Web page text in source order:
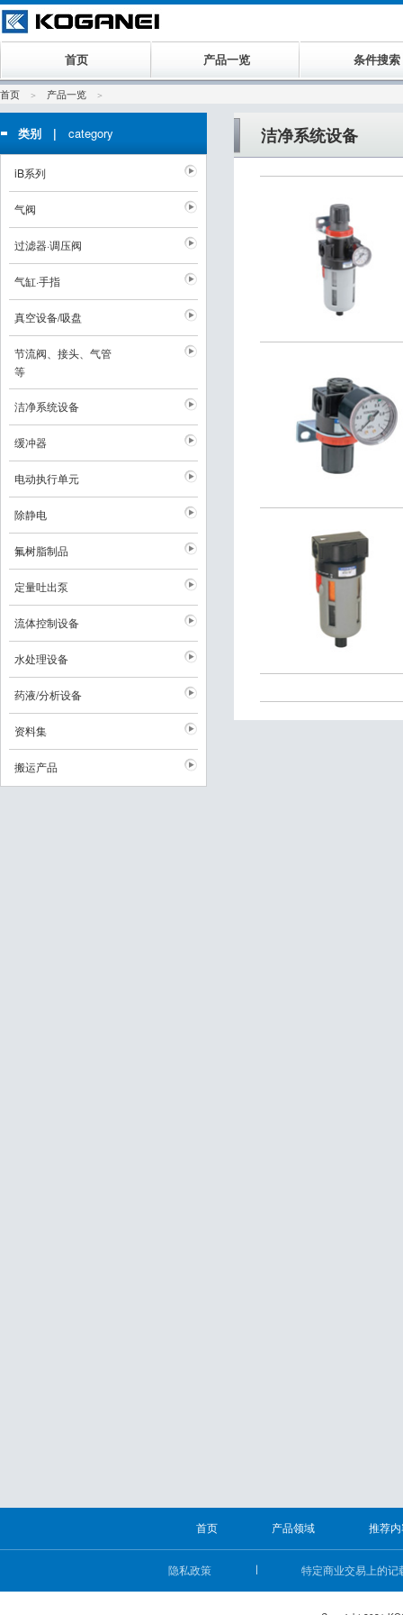
首页 产品一览 条件搜索
首页 产品一览
洁净系统设备
类别 | category
iB系列
气阀
过滤器·调压阀
气缸·手指
真空设备/吸盘
节流阀、接头、气管
等
洁净系统设备
缓冲器
电动执行单元
除静电
氟树脂制品
定量吐出泵
流体控制设备
水处理设备
药液/分析设备
资料集
搬运产品
首页 产品领域 推荐
隐私政策 特定商业交易上的记